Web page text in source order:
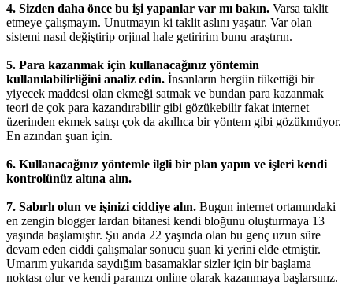
4. Sizden daha önce bu işi yapanlar var mı bakın. Varsa taklit
etmeye çalışmayın. Unutmayın ki taklit aslını yaşatır. Var olan
sistemi nasıl değiştirip orjinal hale getiririm bunu araştırın.
5. Para kazanmak için kullanacağınız yöntemin
kullanılabilirliğini analiz edin. İnsanların hergün tükettiği bir
yiyecek maddesi olan ekmeği satmak ve bundan para kazanmak
teori de çok para kazandırabilir gibi gözükebilir fakat internet
üzerinden ekmek satışı çok da akıllıca bir yöntem gibi gözükmüyor.
En azından şuan için.
6. Kullanacağınız yöntemle ilgli bir plan yapın ve işleri kendi
kontrolünüz altına alın.
7. Sabırlı olun ve işinizi ciddiye alın. Bugun internet ortamındaki
en zengin blogger lardan bitanesi kendi bloğunu oluşturmaya 13
yaşında başlamıştır. Şu anda 22 yaşında olan bu genç uzun süre
devam eden ciddi çalışmalar sonucu şuan ki yerini elde etmiştir.
Umarım yukarıda saydığım basamaklar sizler için bir başlama
noktası olur ve kendi paranızı online olarak kazanmaya başlarsınız.